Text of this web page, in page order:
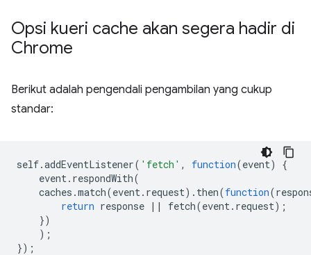
Opsi kueri cache akan segera hadir di
Chrome
Berikut adalah pengendali pengambilan yang cukup
standar:
self.addEventListener( 'fetch' , function(event)
{
event. respondWith(
caches .match(event. request). then(function(
return response || fetch(event. request);
})
);
});